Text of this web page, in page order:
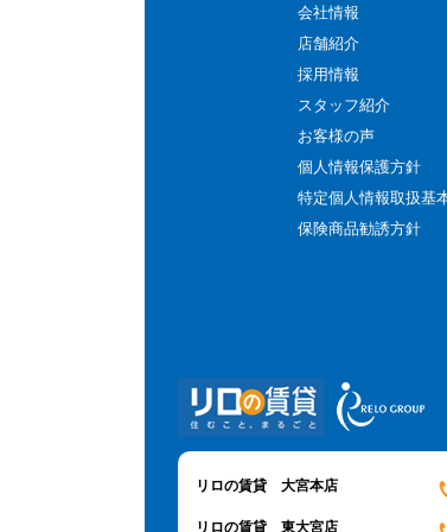
会社情報
店舗紹介
採用情報
スタッフ紹介
お客様の声
個人情報保護方針
特定個人情報取扱基
保険商品勧誘方針
リロの賃貸 大宮本店
リロの賃貸 東大宮店